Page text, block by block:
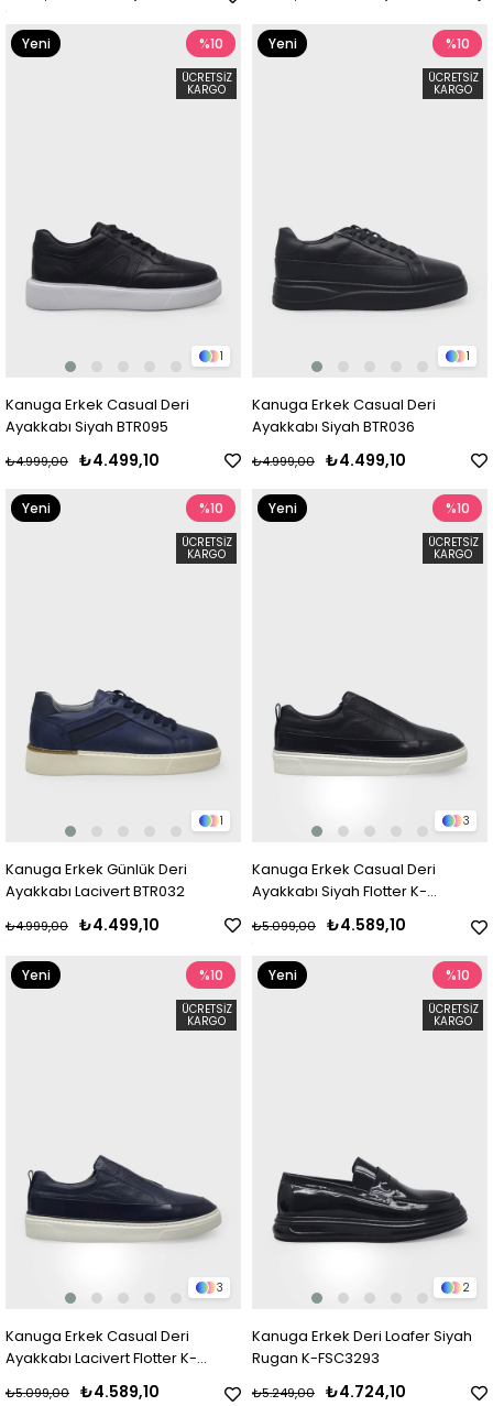
1
Kanuga Erkek Casual Deri
Ayakkabı Siyah BTR095
₺4.499,10
₺4.999,00
%10
ÜCRETSIZ
KARGO
Yeni
1
Kanuga Erkek Casual Deri
Ayakkabı Siyah BTR036
₺4.499,10
₺4.999,00
%10
ÜCRETSIZ
KARGO
Yeni
1
Kanuga Erkek Günlük Deri
Ayakkabı Lacivert BTR032
₺4.499,10
₺4.999,00
%10
ÜCRETSIZ
KARGO
Yeni
3
Kanuga Erkek Casual Deri
Ayakkabı Siyah Flotter K-
₺4.589,10
₺5.099,00
%10
ÜCRETSIZ
KARGO
Yeni
3
Kanuga Erkek Casual Deri
Ayakkabı Lacivert Flotter K-
₺4.589,10
₺5.099,00
%10
ÜCRETSIZ
KARGO
Yeni
2
Kanuga Erkek Deri Loafer Siyah
Rugan K-FSC3293
₺4.724,10
₺5.249,00
%10
ÜCRETSIZ
KARGO
Yeni